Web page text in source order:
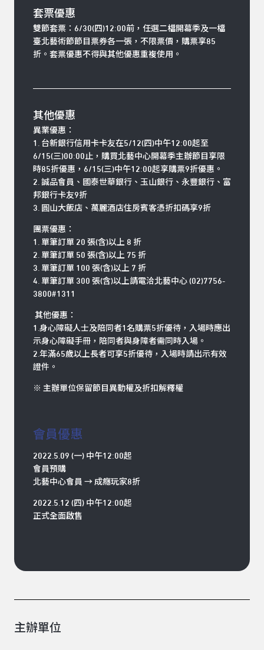
套票優惠
雙節套票： 6/30(四)12:00前，任選二檔開幕季及一檔
臺北藝術節節目票券各一張，不限票價，購票享85
折。套票優惠不得與其他優惠重複使用。
其他優惠
異業優惠：
1. 台新銀行信用卡卡友在5/12(四)中午12:00起至
6/15(三)00:00止，購買北藝中心開幕季主辦節目享限
時85折優惠，6/15(三)中午12:00起享購票9折優惠。
2. 誠品會員、國泰世華銀行、玉山銀行、永豐銀行、富
邦銀行卡友9折
3. 圓山大飯店、萬麗酒店住房賓客憑折扣碼享9折
團票優惠：
1. 單筆訂單 20 張(含)以上 8 折
2. 單筆訂單 50 張(含)以上 75 折
3. 單筆訂單 100 張(含)以上 7 折
4. 單筆訂單 300 張(含)以上請電洽北藝中心 (02)7756-
3800#1311
其他優惠：
1.身心障礙人士及陪同者1名購票5折優待，入場時應出
示身心障礙手冊，陪同者與身障者需同時入場。
2.年滿65歲以上長者可享5折優待，入場時請出示有效
證件。
※ 主辦單位保留節目異動權及折扣解釋權
會員優惠
2022.5.09 (一) 中午12:00起
會員預購
北藝中心會員 → 成癮玩家8折
2022.5.12 (四) 中午12:00起
正式全面啟售
主辦單位